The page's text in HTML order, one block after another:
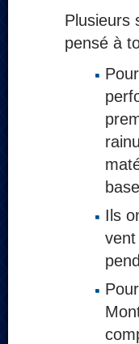
Plusieurs
pensé à
Ils
vent